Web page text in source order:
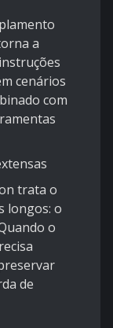
a
cenários
com
trata o
longos: o
o
de